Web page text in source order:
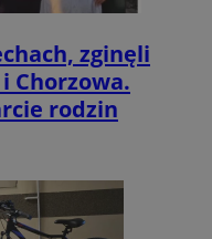
zginęli
Chorzowa.
rodzin